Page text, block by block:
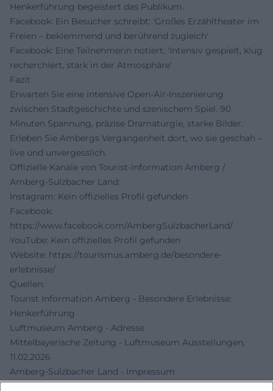
Henkerführung begeistert das Publikum.
Facebook: Ein Besucher schreibt: 'Großes Erzähltheater im
Freien – beklemmend und berührend zugleich'
Facebook: Eine Teilnehmerin notiert: 'Intensiv gespielt, klug
recherchiert, stark in der Atmosphäre'
Fazit
Erwarten Sie eine intensive Open-Air-Inszenierung
zwischen Stadtgeschichte und szenischem Spiel. 90
Minuten Spannung, präzise Dramaturgie, starke Bilder.
Erleben Sie Ambergs Vergangenheit dort, wo sie geschah –
live und unvergesslich.
Offizielle Kanäle von Tourist-Information Amberg /
Amberg-Sulzbacher Land:
Instagram: Kein offizielles Profil gefunden
Facebook:
https://www.facebook.com/AmbergSulzbacherLand/
YouTube: Kein offizielles Profil gefunden
Website: https://tourismus.amberg.de/besondere-
erlebnisse/
Quellen:
Tourist Information Amberg - Besondere Erlebnisse:
Henkerführung
Luftmuseum Amberg - Adresse
Mittelbayerische Zeitung - Luftmuseum Ausstellungen,
11.02.2026
Amberg-Sulzbacher Land - Impressum